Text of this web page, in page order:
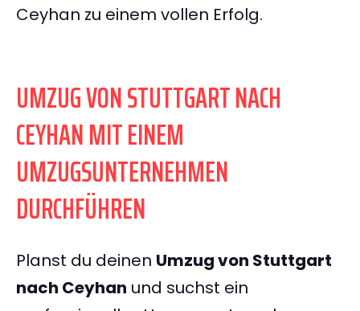
Ceyhan zu einem vollen Erfolg.
UMZUG VON STUTTGART NACH
CEYHAN MIT EINEM
UMZUGSUNTERNEHMEN
DURCHFÜHREN
Planst du deinen Umzug von Stuttgart
nach Ceyhan und suchst ein